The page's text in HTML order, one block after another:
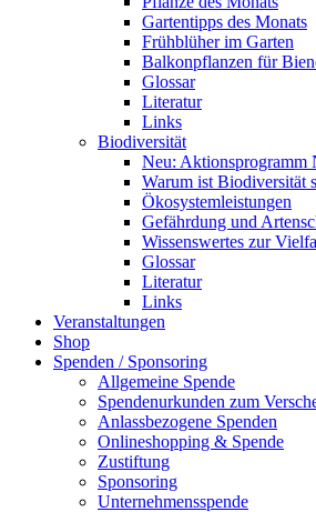
Gartentipps des Monats
Frühblüher im Garten
Balkonpflanzen für
Glossar
Literatur
Links
Biodiversität
Neu: Aktionsprogramm
Warum ist Biodiversität
Ökosystemleistungen
Gefährdung und
Wissenswertes zur
Glossar
Literatur
Links
Veranstaltungen
Shop
Spenden / Sponsoring
Allgemeine Spende
Spendenurkunden zum
Anlassbezogene Spenden
Onlineshopping & Spende
Zustiftung
Sponsoring
Unternehmensspende